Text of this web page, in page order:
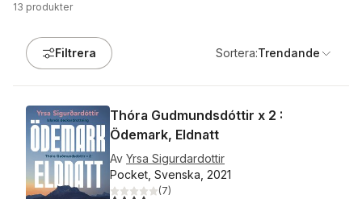
13 produkter
Filtrera Sortera:Trendande
Thóra Gudmundsdóttir x 2 :
Ödemark, Eldnatt
Av Yrsa Sigurdardottir
Pocket, Svenska, 2021
(7)